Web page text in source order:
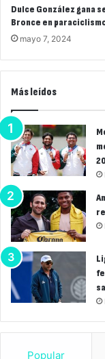
Dulce González gana
Bronce en
mayo 7, 2024
Más leídos
Popular